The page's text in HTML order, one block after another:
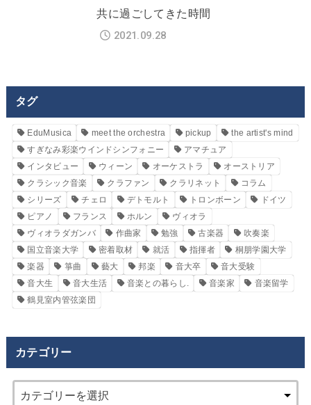
共に過ごしてきた時間
2021.09.28
タグ
EduMusica meet the orchestra pickup
the artist's mind
すぎなみ彩楽ウインドシンフォニー
アマチュア
インタビュー
ウィーン オーケストラ
オーストリア
クラシック音楽
クラファン クラリネット
コラム
シリーズ
チェロ デトモルト トロンボーン
ドイツ
ピアノ
フランス ホルン
ヴィオラ
ヴィオラダガンバ
作曲家 勉強 古楽器
吹奏楽
国立音楽大学
密着取材 就活 指揮者
桐朋学園大学
楽器
箏曲 藝大 邦楽 音大卒
音大受験
音大生
音大生活 音楽との暮らし. 音楽家
音楽留学
鶴見室内管弦楽団
カテゴリー